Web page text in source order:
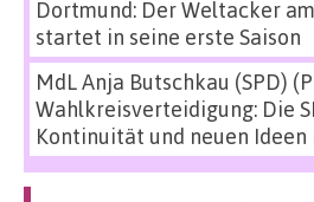
Dortmund: Der Weltacker
startet in seine erste Saison
MdL Anja Butschkau (SPD)
Wahlkreisverteidigung: Die
Kontinuität und neuen Ideen